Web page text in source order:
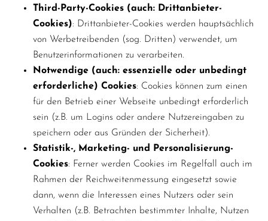
Third-Party-Cookies (auch: Drittanbieter-
Cookies): Drittanbieter-Cookies werden hauptsächlich
von Werbetreibenden (sog. Dritten) verwendet, um
Benutzerinformationen zu verarbeiten.
Notwendige (auch: essenzielle oder unbedingt
erforderliche) Cookies: Cookies können zum einen
für den Betrieb einer Webseite unbedingt erforderlich
sein (z.B. um Logins oder andere Nutzereingaben zu
speichern oder aus Gründen der Sicherheit).
Statistik-, Marketing- und Personalisierung-
Cookies: Ferner werden Cookies im Regelfall auch im
Rahmen der Reichweitenmessung eingesetzt sowie
dann, wenn die Interessen eines Nutzers oder sein
Verhalten (z.B. Betrachten bestimmter Inhalte, Nutzen